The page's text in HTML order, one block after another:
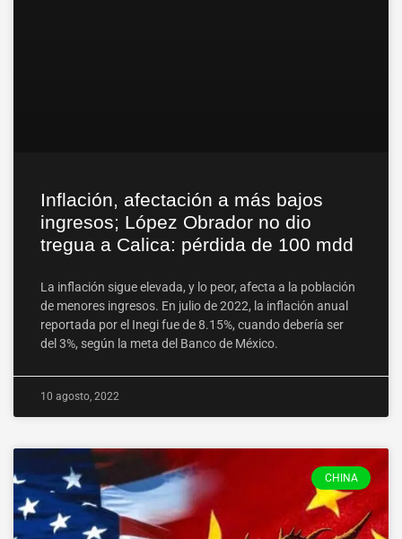
Inflación, afectación a más bajos
ingresos; López Obrador no dio
tregua a Calica: pérdida de 100 mdd
La inflación sigue elevada, y lo peor, afecta a la población
de menores ingresos. En julio de 2022, la inflación anual
reportada por el Inegi fue de 8.15%, cuando debería ser
del 3%, según la meta del Banco de México.
10 agosto, 2022
CHINA